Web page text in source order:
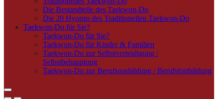
Die Bestandteile des Taekwon-Do
Die 20 Hyongs des Traditionellen Taekwon-Do
Taekwon-Do für Sie?
Taekwon-Do für Sie?
Taekwon-Do für Kinder & Familien
Taekwon-Do zur Selbstverteidigung /
Selbstbehauptung
Taekwon-Do zur Berufsausbildung / Berufsfortbildung